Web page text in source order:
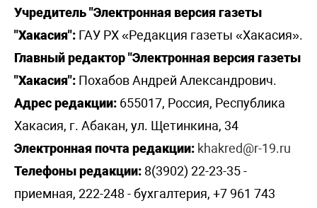
Учредитель "Электронная версия газеты
"Хакасия": ГАУ РХ «Редакция газеты «Хакасия».
Главный редактор "Электронная версия газеты
"Хакасия": Похабов Андрей Александрович.
Адрес редакции: 655017, Россия, Республика
Хакасия, г. Абакан, ул. Щетинкина, 34
Электронная почта редакции: khakred@r-19.ru
Телефоны редакции: 8(3902) 22-23-35 -
приемная, 222-248 - бухгалтерия, +7 961 743